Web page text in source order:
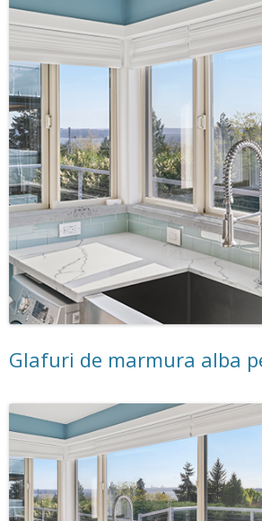
Glafuri de marmura alba